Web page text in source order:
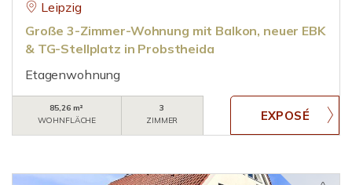
Leipzig
Große 3-Zimmer-Wohnung mit Balkon, neuer EBK
& TG-Stellplatz in Probstheida
Etagenwohnung
85,26 m²
WOHNFLÄCHE
3
ZIMMER